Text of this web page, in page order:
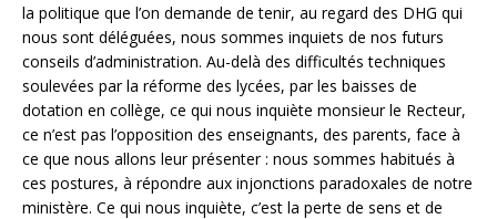
la politique que l’on demande de tenir, au regard des DHG qui
nous sont déléguées, nous sommes inquiets de nos futurs
conseils d’administration. Au-delà des difficultés techniques
soulevées par la réforme des lycées, par les baisses de
dotation en collège, ce qui nous inquiète monsieur le Recteur,
ce n’est pas l’opposition des enseignants, des parents, face à
ce que nous allons leur présenter : nous sommes habitués à
ces postures, à répondre aux injonctions paradoxales de notre
ministère. Ce qui nous inquiète, c’est la perte de sens et de